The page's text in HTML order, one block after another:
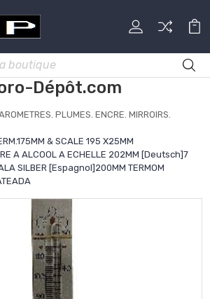
Dépôt.com
PLUMES. ENCRE. MIRROIRS.
& SCALE 195 X25MM
A ALCOOL A ECHELLE 202MM [Deutsch]7
SILBER [Espagnol]200MM TERMOM